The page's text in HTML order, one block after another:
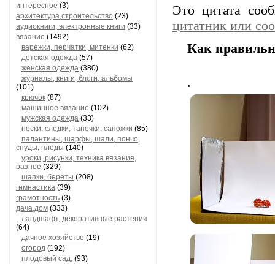
интересное (3)
архитектура,строительство (23)
аудиокниги, электронные книги (33)
вязание (1492)
варежки, перчатки, митенки (62)
детская одежда (57)
женская одежда (380)
журналы, книги, блоги, альбомы
(101)
крючок (87)
машинное вязание (102)
мужская одежда (33)
носки, следки, тапочки, сапожки (85)
палантины, шарфы, шали, пончо,
снуды, пледы (140)
уроки, рисунки, техника вязания,
разное (329)
шапки, береты (208)
гимнастика (39)
грамотность (3)
дача,дом (333)
ландшафт, декоративные растения
(64)
дачное хозяйство (19)
огород (192)
плодовый сад, (93)
Это цитата
цитатник или
Как
.